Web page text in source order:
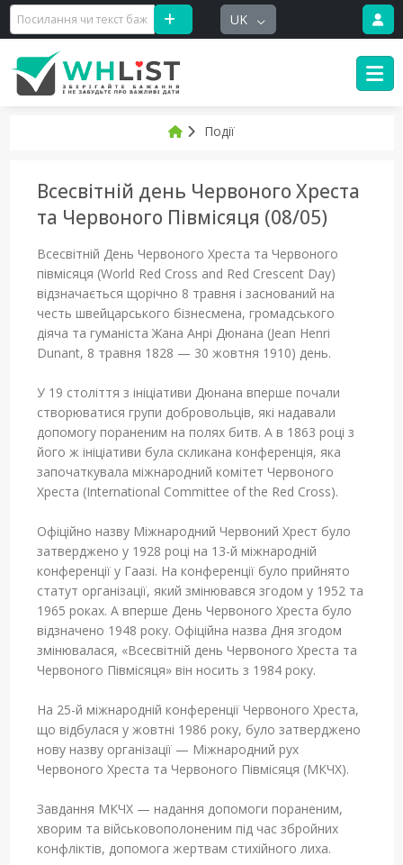
UK
Події
Всесвітній день Червоного Хреста
та Червоного Півмісяця (08/05)
Всесвітній День Червоного Хреста та Червоного
півмісяця (World Red Cross and Red Crescent Day)
відзначається щорічно 8 травня і заснований на
честь швейцарського бізнесмена, громадського
діяча та гуманіста Жана Анрі Дюнана (Jean Henri
Dunant, 8 травня 1828 — 30 жовтня 1910) день.
У 19 століття з ініціативи Дюнана вперше почали
створюватися групи добровольців, які надавали
допомогу пораненим на полях битв. А в 1863 році з
його ж ініціативи була скликана конференція, яка
започаткувала міжнародний комітет Червоного
Хреста (International Committee of the Red Cross).
Офіційно назву Міжнародний Червоний Хрест було
затверджено у 1928 році на 13-й міжнародній
конференції у Гаазі. На конференції було прийнято
статут організації, який змінювався згодом у 1952 та
1965 роках. А вперше День Червоного Хреста було
відзначено 1948 року. Офіційна назва Дня згодом
змінювалася, «Всесвітній день Червоного Хреста та
Червоного Півмісяця» він носить з 1984 року.
На 25-й міжнародній конференції Червоного Хреста,
що відбулася у жовтні 1986 року, було затверджено
нову назву організації — Міжнародний рух
Червоного Хреста та Червоного Півмісяця (МКЧХ).
Завдання МКЧХ — надання допомоги пораненим,
хворим та військовополоненим під час збройних
конфліктів, допомога жертвам стихійного лиха.